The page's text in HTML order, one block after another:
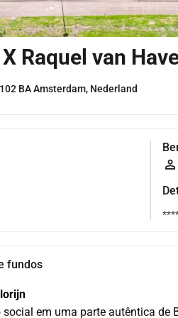
Raquel van
BA Amsterdam, Nederland
fundos
em uma parte autêntica de